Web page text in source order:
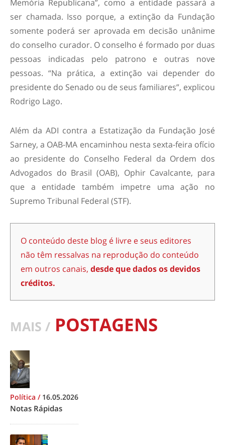
Memória Republicana”, como a entidade passará a
ser chamada. Isso porque, a extinção da Fundação
somente poderá ser aprovada em decisão unânime
do conselho curador. O conselho é formado por duas
pessoas indicadas pelo patrono e outras nove
pessoas. “Na prática, a extinção vai depender do
presidente do Senado ou de seus familiares”, explicou
Rodrigo Lago.
Além da ADI contra a Estatização da Fundação José
Sarney, a OAB-MA encaminhou nesta sexta-feira ofício
ao presidente do Conselho Federal da Ordem dos
Advogados do Brasil (OAB), Ophir Cavalcante, para
que a entidade também impetre uma ação no
Supremo Tribunal Federal (STF).
O conteúdo deste blog é livre e seus editores
não têm ressalvas na reprodução do conteúdo
em outros canais, desde que dados os devidos
créditos.
MAIS / POSTAGENS
Política / 16.05.2026
Notas Rápidas